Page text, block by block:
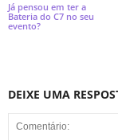
Já pensou em ter a
Bateria do C7 no seu
evento?
DEIXE UMA